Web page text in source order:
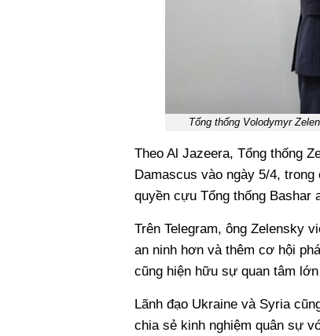
Tổng thống Volodymyr
Theo Al Jazeera, Tổng thống
Damascus vào ngày 5/4,
quyền cựu Tổng thống Bashar
Trên Telegram, ông Zelensky
an ninh hơn và thêm cơ hội
cũng hiện hữu sự quan tâm
Lãnh đạo Ukraine và Syria
chia sẻ kinh nghiệm quân sự